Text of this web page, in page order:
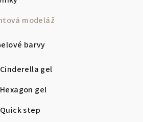
modeláž
barvy
Cinderella gel
Hexagon gel
Quick step